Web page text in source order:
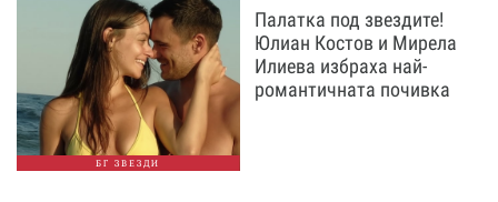
БГ ЗВЕЗДИ
Палатка под звездите!
Юлиан Костов и Мирела
Илиева избраха най-
романтичната почивка